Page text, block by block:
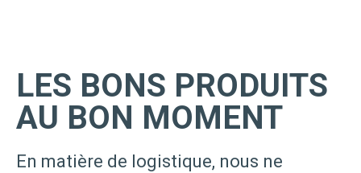
LES BONS PRODUITS
AU BON MOMENT
En matière de logistique, nous ne